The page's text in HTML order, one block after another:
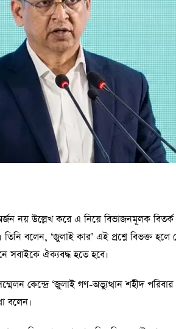
নয় উল্লেখ করে এ নিয়ে বিভাজনমূলক বিতর্ক
তিনি বলেন, ‘জুলাই কার’ এই প্রশ্নে বিভক্ত
সবাইকে ঐক্যবদ্ধ হতে হবে।
কেন্দ্রে ‘জুলাই গণ-অভ্যুত্থান শহীদ
বলেন।